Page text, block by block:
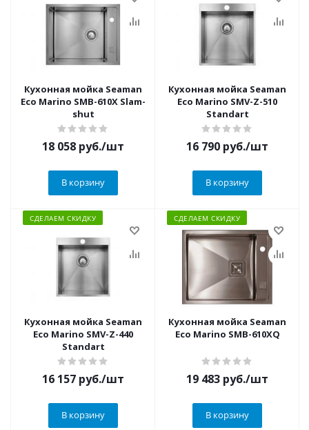
Кухонная мойка Seaman
Eco Marino SMB-610X Slam-
shut
18 058 руб./шт
В корзину
Кухонная мойка Seaman
Eco Marino SMV-Z-510
Standart
16 790 руб./шт
В корзину
СДЕЛАЕМ СКИДКУ
Кухонная мойка Seaman
Eco Marino SMV-Z-440
Standart
16 157 руб./шт
В корзину
СДЕЛАЕМ СКИДКУ
Кухонная мойка Seaman
Eco Marino SMB-610XQ
19 483 руб./шт
В корзину